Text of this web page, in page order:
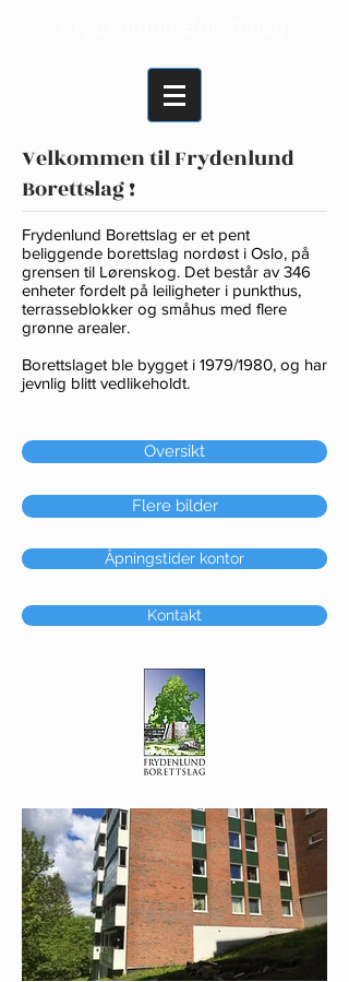
Velkommen til Frydenlund
Borettslag !
Frydenlund Borettslag er et pent
beliggende borettslag nordøst i Oslo, på
grensen til Lørenskog. Det består av 346
enheter fordelt på leiligheter i punkthus,
terrasseblokker og småhus med flere
grønne arealer.
Borettslaget ble bygget i 1979/1980, og har
jevnlig blitt vedlikeholdt.
Oversikt
Flere bilder
Åpningstider kontor
Kontakt